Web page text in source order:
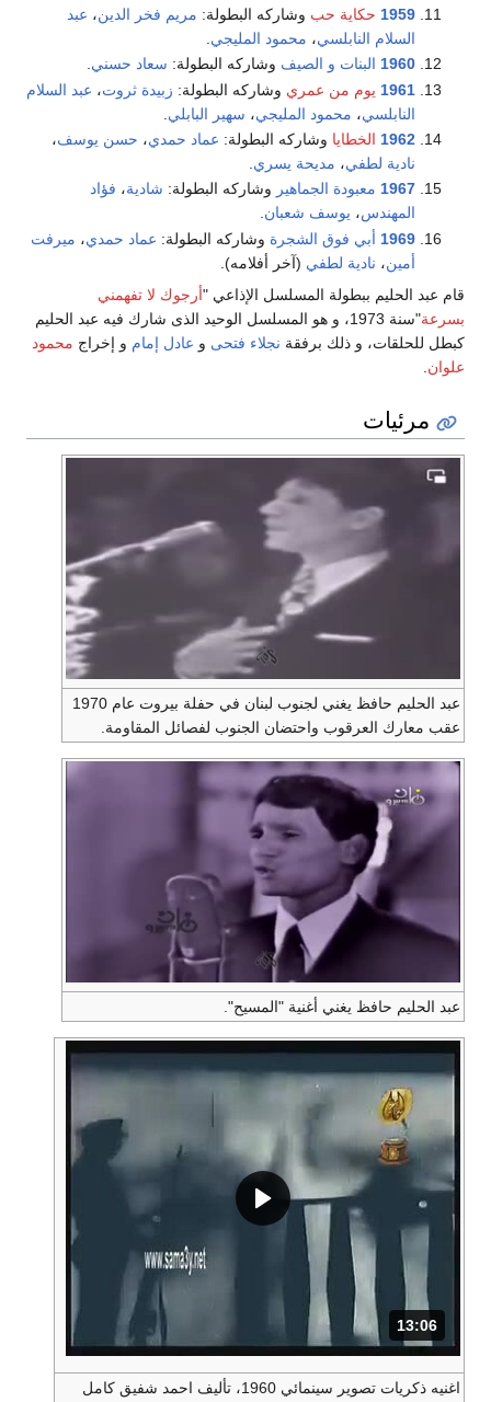
1959 حكاية حب وشاركه البطولة: مريم فخر الدين، عبد
السلام النابلسي، محمود المليجي
1960 البنات و الصيف وشاركه البطولة: سعاد حسني.
1961 يوم من عمري وشاركه البطولة: زبيدة ثروت، عبد السلام
النابلسي، محمود المليجي، سهير البابلي
1962 الخطايا وشاركه البطولة: عماد حمدي، حسن يوسف،
نادية لطفي، مديحة يسري
1967 معبودة الجماهير وشاركه البطولة: شادية، فؤاد
المهندس، يوسف شعبان.
1969 أبي فوق الشجرة وشاركه البطولة: عماد حمدي، ميرفت
أمين، نادية لطفي (آخر أفلامه).
قام عبد الحليم ببطولة المسلسل الإذاعي "أرجوك لا تفهمني
بسرعة
"سنة 1973، و هو المسلسل الوحيد الذى شارك فيه عبد الحليم
كبطل للحلقات، و ذلك برفقة نجلاء فتحى و عادل إمام و إخراج محمود
علوان
مرئيات
عبد الحليم حافظ يغني لجنوب لبنان في حفلة بيروت عام 1970
عقب معارك العرقوب واحتضان الجنوب لفصائل المقاومة.
عبد الحليم حافظ يغني أغنية "المسيح".
المدة: دقائق و 6 ثواني.
13:06
اغنيه ذكريات تصوير سينمائي 1960، تأليف احمد شفيق كامل